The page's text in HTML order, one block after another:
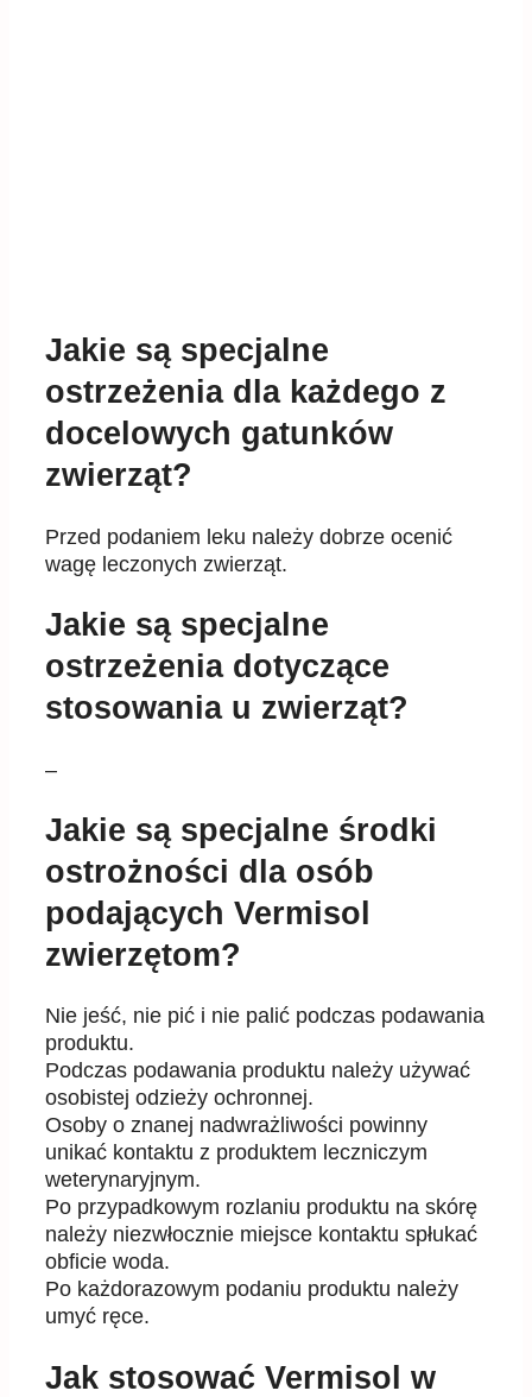
Jakie są specjalne
ostrzeżenia dla każdego z
docelowych gatunków
zwierząt?
Przed podaniem leku należy dobrze ocenić
wagę leczonych zwierząt.
Jakie są specjalne
ostrzeżenia dotyczące
stosowania u zwierząt?
–
Jakie są specjalne środki
ostrożności dla osób
podających Vermisol
zwierzętom?
Nie jeść, nie pić i nie palić podczas podawania
produktu.
Podczas podawania produktu należy używać
osobistej odzieży ochronnej.
Osoby o znanej nadwrażliwości powinny
unikać kontaktu z produktem leczniczym
weterynaryjnym.
Po przypadkowym rozlaniu produktu na skórę
należy niezwłocznie miejsce kontaktu spłukać
obficie woda.
Po każdorazowym podaniu produktu należy
umyć ręce.
Jak stosować Vermisol w